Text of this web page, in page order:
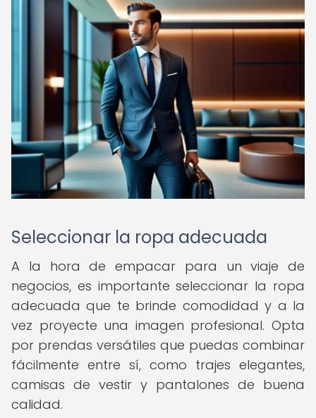
Seleccionar la ropa adecuada
A la hora de empacar para un viaje de
negocios, es importante seleccionar la ropa
adecuada que te brinde comodidad y a la
vez proyecte una imagen profesional. Opta
por prendas versátiles que puedas combinar
fácilmente entre sí, como trajes elegantes,
camisas de vestir y pantalones de buena
calidad.